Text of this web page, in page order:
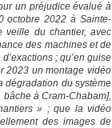
un préjudice évalué à
octobre 2022 à Sainte-
veille du chantier, avec
des machines et de
; qu’en guise
2023 un montage vidéo
dégradation du système
à Cram-Chabam],
» ; que la vidéo
des images de